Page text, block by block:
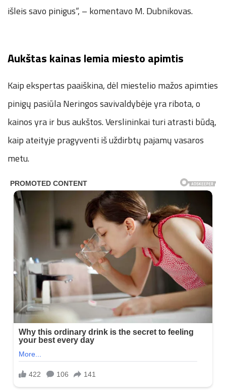
išleis savo pinigus“, – komentavo M. Dubnikovas.
Aukštas kainas lemia miesto apimtis
Kaip ekspertas paaiškina, dėl miestelio mažos apimties
pinigų pasiūla Neringos savivaldybėje yra ribota, o
kainos yra ir bus aukštos. Verslininkai turi atrasti būdą,
kaip ateityje pragyventi iš uždirbtų pajamų vasaros
metu.